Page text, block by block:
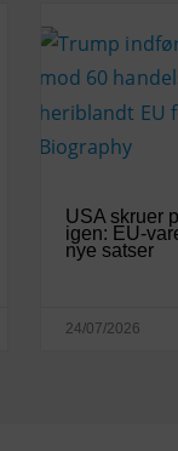
USA skruer
igen: EU-
nye satser
24/07/2026